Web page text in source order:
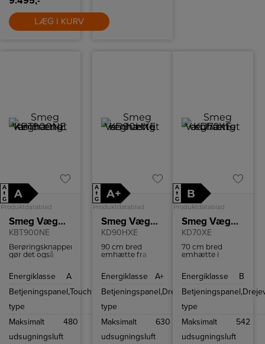
LÆG I KURV
A
↑
G
A
Produktdatablad
Smeg Væghængt emhætte
KBT900NE
Berøringsknapperne
gør det også
dine
Energiklasse
A
Betjeningspanel,
type
Touch
Maksimalt
udsugningsluft
480
A
↑
G
A+
Produktdatablad
Smeg Væghængt emhætte
KD90HXE
90 cm bred
emhætte fra
hastigheder, du
mellem.
Energiklasse
A+
Betjeningspanel,
type
Drejevælger
Maksimalt
udsugningsluft
630
A
↑
G
B
Produktdatablad
Smeg Væghængt emhætte
KD70XE
70 cm bred
emhætte i
med fire
Energiklasse
B
Betjeningspanel,
type
Maksimalt
udsugningsluft
542